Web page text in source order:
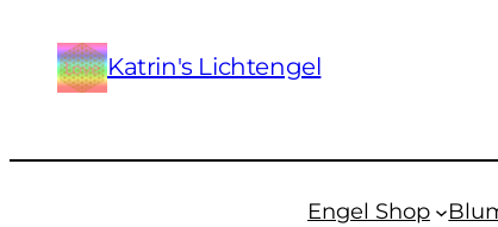
Katrin's Lichtengel
Engel Shop